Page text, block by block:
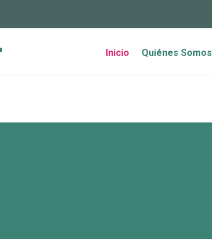
Inicio Quiénes Somos